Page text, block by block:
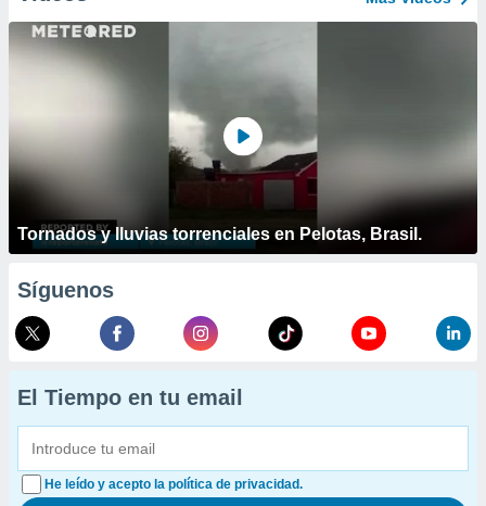
Tornados y lluvias torrenciales en Pelotas, Brasil.
Síguenos
El Tiempo en tu email
He leído y acepto la política de privacidad.